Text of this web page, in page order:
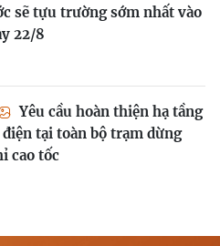
sẽ tựu trường sớm nhất vào
22/8
Yêu cầu hoàn thiện hạ tầng
điện tại toàn bộ trạm dừng
cao tốc